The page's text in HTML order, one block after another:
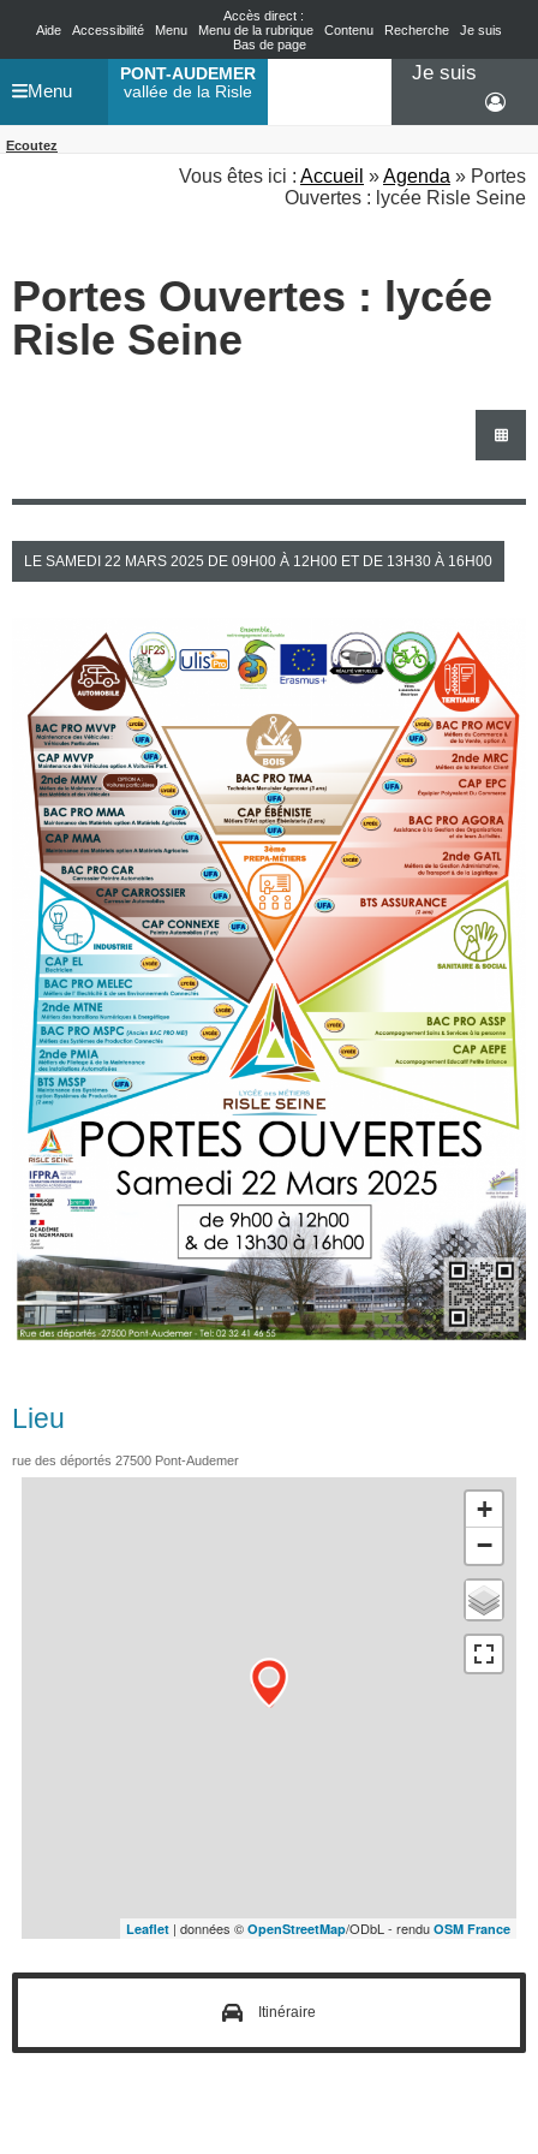
Accès direct :
Aide
Accessibilité Menu Menu de la rubrique Contenu Recherche
Je suis
Bas de page
PONT-AUDEMER
vallée de la Risle
Ecoutez
Je suis
Menu
Vous êtes ici : Accueil »Agenda » Portes
Ouvertes : lycée Risle Seine
Portes Ouvertes : lycée
Risle Seine
LE SAMEDI 22 MARS 2025 DE 09H00 À 12H00 ET DE 13H30 À 16H00
Lieu
rue des déportés 27500 Pont-Audemer
+
−
Leaflet | données © OpenStreetMap/ODbL - rendu OSM France
Itinéraire